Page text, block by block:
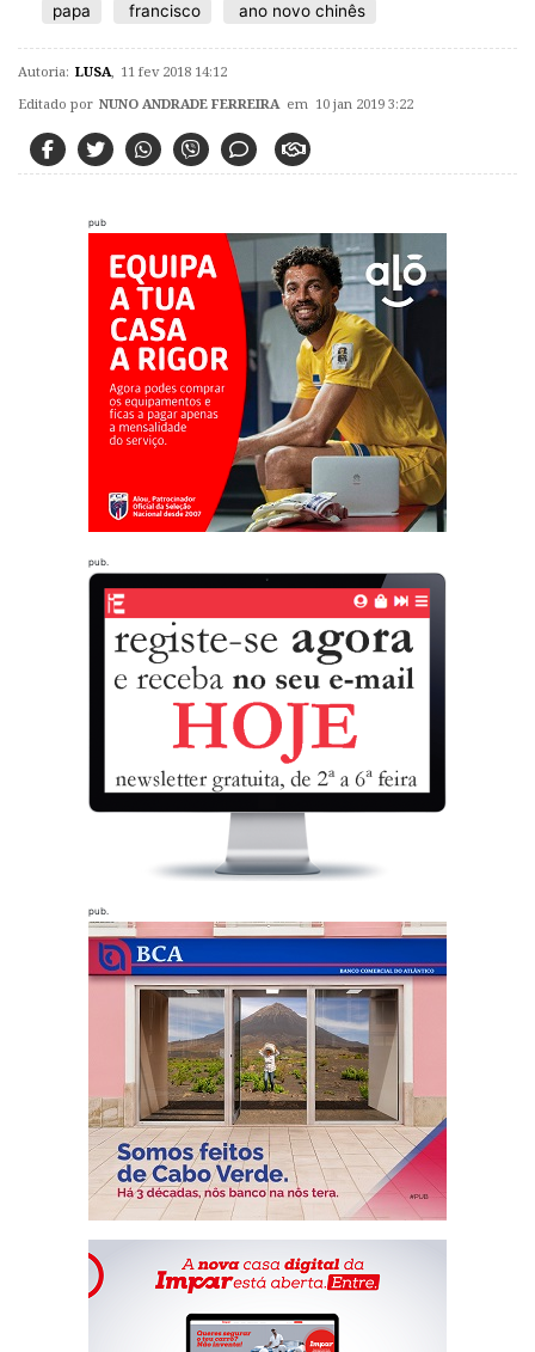
papa francisco ano novo chinês
Autoria: LUSA 11 fev 2018 14:12
Editado por NUNO ANDRADE FERREIRA em 10 jan 2019 3:22
pub
pub.
pub.